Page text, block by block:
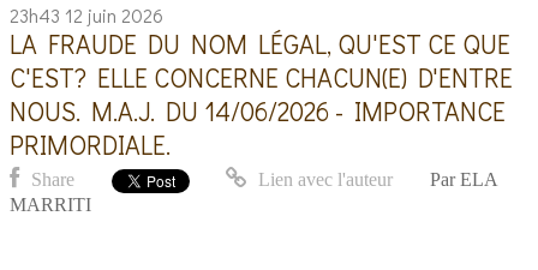
23h43 12 juin 2026
LA FRAUDE DU NOM LÉGAL, QU'EST CE QUE
C'EST? ELLE CONCERNE CHACUN(E) D'ENTRE
NOUS. M.A.J. DU 14/06/2026 - IMPORTANCE
PRIMORDIALE.
Share Lien avec l'auteur Par ELA
MARRITI